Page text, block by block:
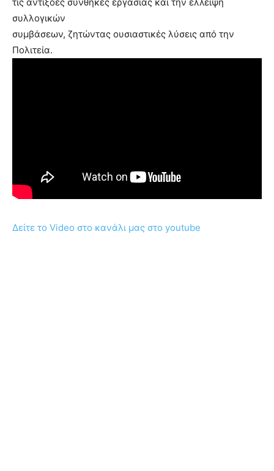
συλλογικών
συμβάσεων, ζητώντας ουσιαστικές λύσεις από την
Πολιτεία.
Δείτε το Video στο κανάλι μας στο youtube